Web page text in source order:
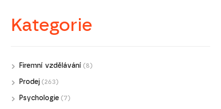
Kategorie
Firemní vzdělávání (8)
Prodej (263)
Psychologie (7)